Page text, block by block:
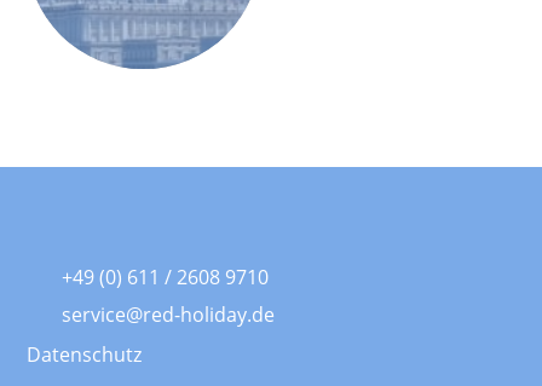
+49 (0) 611 / 2608 9710
service@red-holiday.de
Datenschutz